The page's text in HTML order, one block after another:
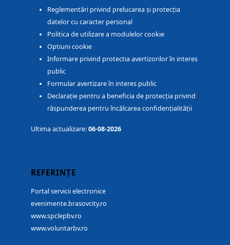
Reglementări privind prelucarea și protecția
datelor cu caracter personal
Politica de utilizare a modulelor cookie
Optiuni cookie
Informare privind protectia avertizorilor în interes
public
Formular avertizare în interes public
Declarație pentru a beneficia de protecția privind
răspunderea pentru încălcarea confidențialității
Ultima actualizare:06-08-2026
REFERINȚE
Portal servicii electronice
evenimente.brasovcity.ro
www.spclepbv.ro
www.voluntarbv.ro